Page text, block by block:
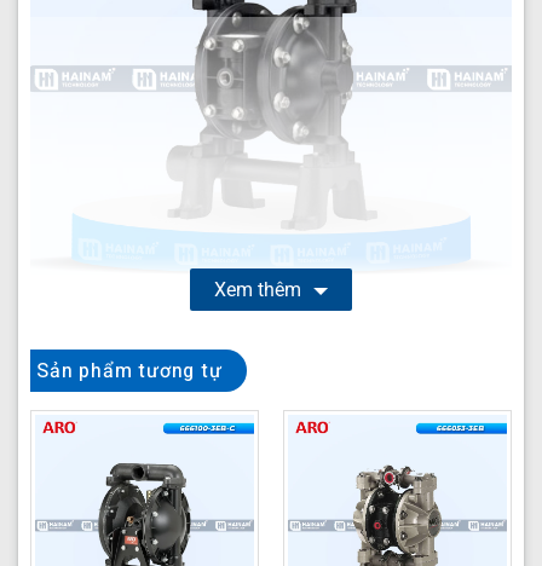
Bơm màng ARO PD05P-AAS-FAA-B là giải pháp bơm
màng khí nén chuyên dụng, được thiết kế để xử lý hiệu
quả nhiều loại chất lỏng công nghiệp khó tính, từ hóa
cao. Với vật liệu chế tạo cao cấp và công nghệ từ
thương hiệu ARO uy tín, model PD05P-AAS-FAA-B đảm
bảo hiệu suất hoạt động ổn định và độ bền vượt trội
Xem thêm
Sản phẩm tương tự